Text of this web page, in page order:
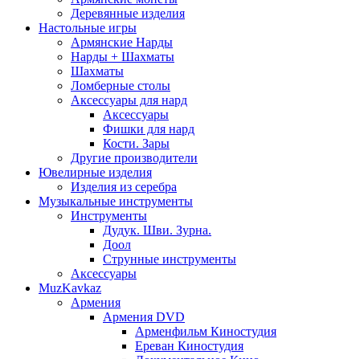
Деревянные изделия
Настольные игры
Армянские Нарды
Нарды + Шахматы
Шахматы
Ломберные столы
Аксессуары для нард
Аксессуары
Фишки для нард
Кости. Зары
Другие производители
Ювелирные изделия
Изделия из серебра
Музыкальные инструменты
Инструменты
Дудук. Шви. Зурна.
Доол
Струнные инструменты
Аксессуары
MuzKavkaz
Армения
Армения DVD
Арменфильм Киностудия
Ереван Киностудия